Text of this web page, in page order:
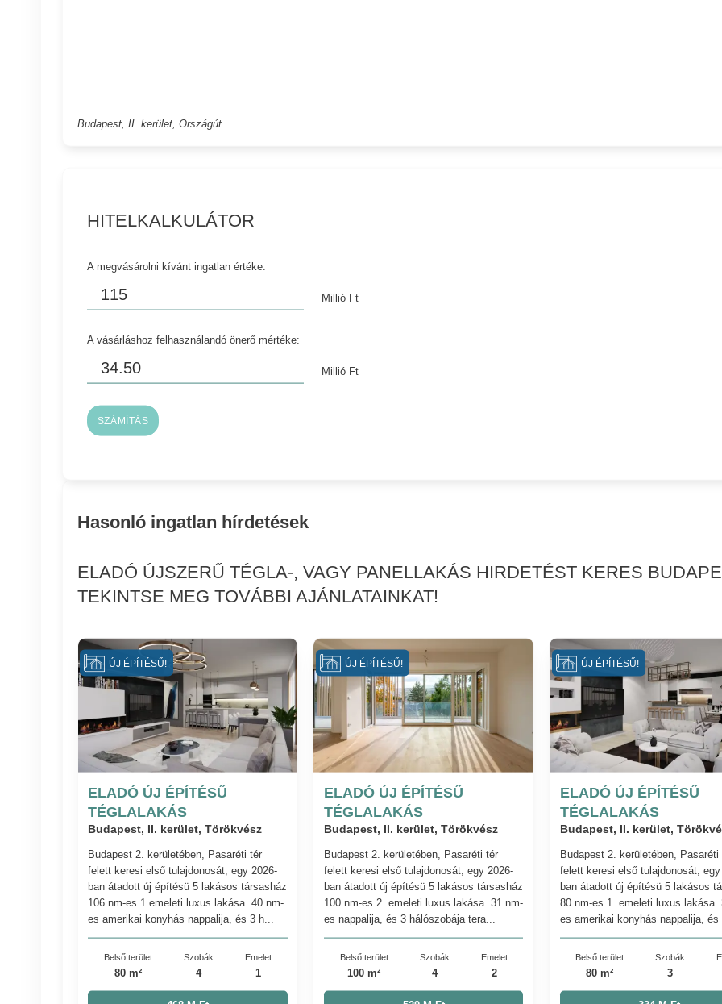
Budapest, II. kerület, Országút
HITELKALKULÁTOR
A megvásárolni kívánt ingatlan értéke:
Millió Ft
A vásárláshoz felhasználandó önerő mértéke:
Millió Ft
SZÁMÍTÁS
Hasonló ingatlan hírdetések
ELADÓ ÚJSZERŰ TÉGLA-, VAGY PANELLAKÁS HIRDETÉST KERES
TEKINTSE MEG TOVÁBBI AJÁNLATAINKAT!
ELADÓ ÚJ ÉPÍTÉSŰ
TÉGLALAKÁS
Budapest, II. kerület, Törökvész
Budapest 2. kerületében, Pasaréti tér
felett keresi első tulajdonosát, egy 2026-
ban átadott új építésü 5 lakásos társasház
106 nm-es 1 emeleti luxus lakása. 40 nm-
es amerikai konyhás nappalija, és 3 h...
Belső terület
80 m²
Szobák
4
Emelet
1
ÚJ ÉPÍTÉSŰ!
ELADÓ ÚJ ÉPÍTÉSŰ
TÉGLALAKÁS
Budapest, II. kerület, Törökvész
Budapest 2. kerületében, Pasaréti tér
felett keresi első tulajdonosát, egy 2026-
ban átadott új építésü 5 lakásos társasház
100 nm-es 2. emeleti luxus lakása. 31 nm-
es nappalija, és 3 hálószobája tera...
Belső terület
100 m²
Szobák
4
Emelet
2
ÚJ ÉPÍTÉSŰ!
ELADÓ ÚJ ÉPÍTÉSŰ
TÉGLALAKÁS
Budapest, II. kerület,
Budapest 2. kerületében, Pasaréti
felett keresi első tulajdonosát, egy
ban átadott új építésü 5 lakásos
80 nm-es 1. emeleti luxus lakása.
es amerikai konyhás nappalija, és
Belső terület
80 m²
Szobák
3
ÚJ ÉPÍTÉSŰ!